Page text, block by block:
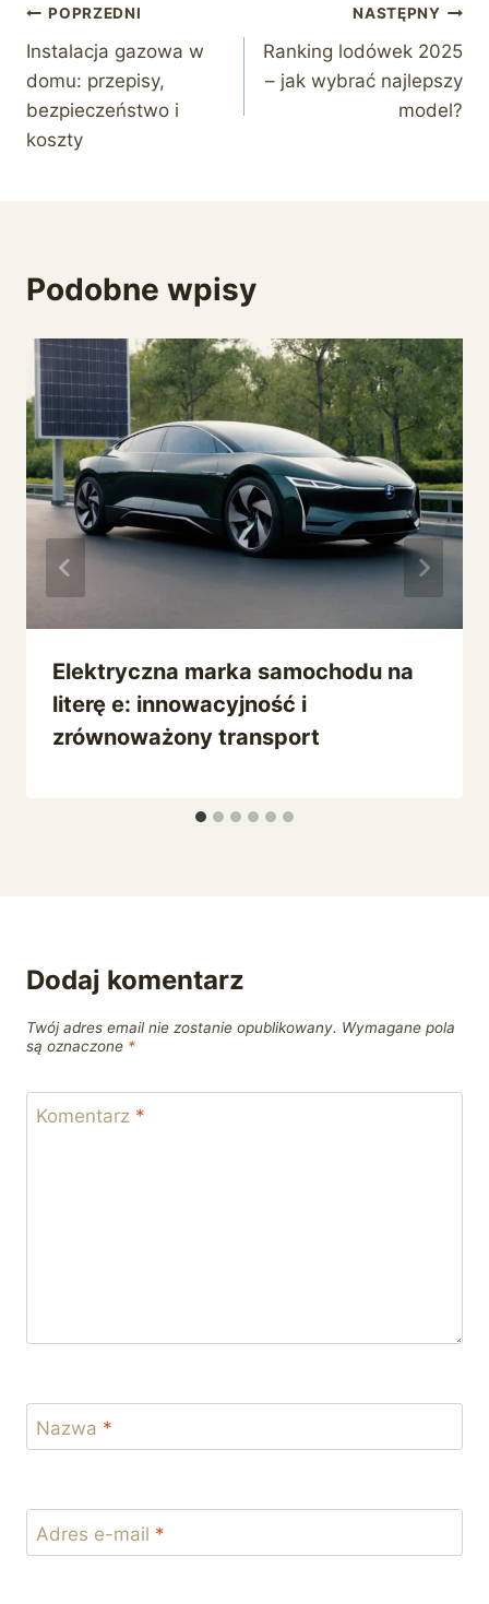
Nawigacja
wpisu
POPRZEDNI
Instalacja gazowa w
domu: przepisy,
bezpieczeństwo i
koszty
NASTĘPNY
Ranking lodówek 2025
– jak wybrać najlepszy
model?
Podobne wpisy
Elektryczna marka samochodu na
literę e: innowacyjność i
zrównoważony transport
Dodaj komentarz
Twój adres email nie zostanie opublikowany. Wymagane pola
są oznaczone *
Komentarz *
Nazwa *
Adres e-mail *